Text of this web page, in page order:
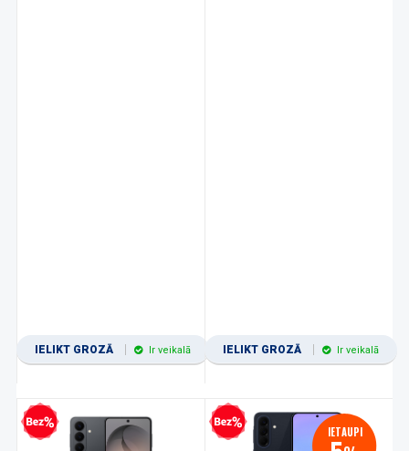
IELIKT GROZĀ Ir veikalā IELIKT GROZĀ Ir veikalā
kredīts Bezprocentu kredīts IETAUPI